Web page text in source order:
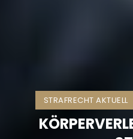
STRAFRECHT AKTUELL